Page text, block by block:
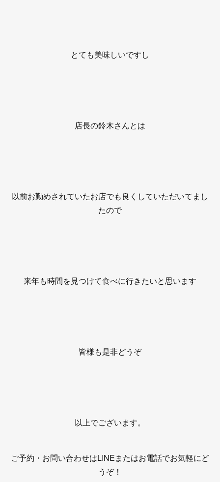
とても美味しいですし
店長の鈴木さんとは
以前お勤めされていたお店でも良くしていただいてまし
たので
来年も時間を見つけて食べに行きたいと思います
皆様も是非どうぞ
以上でございます。
ご予約・お問い合わせはLINEまたはお電話でお気軽にど
うぞ！